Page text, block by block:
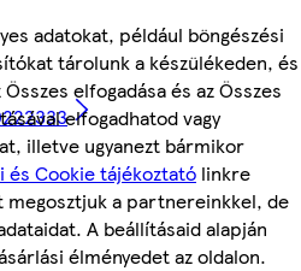
adatokat, például böngészési
tárolunk a készülékeden, és
elfogadása és az Összes
elfogadhatod vagy
illetve ugyanezt bármikor
és Cookie tájékoztató linkre
megosztjuk a partnereinkkel, de
A beállításaid alapján
élményedet az oldalon.